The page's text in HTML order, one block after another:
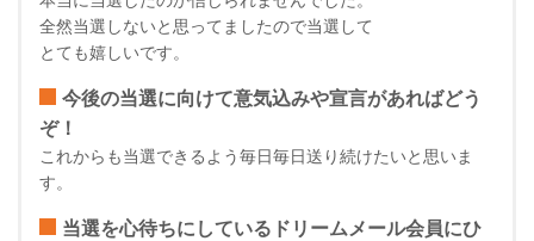
全然当選しないと思ってましたので当選して
とても嬉しいです。
今後の当選に向けて意気込みや宣言があればどう
ぞ！
これからも当選できるよう毎日毎日送り続けたいと思いま
す。
当選を心待ちにしているドリームメール会員にひ